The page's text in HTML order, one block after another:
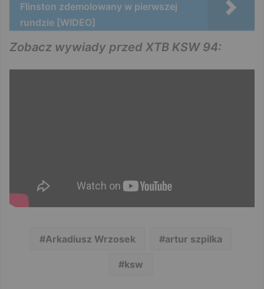
Flinston zdemolowany w pierwszej
rundzie [WIDEO]
Zobacz wywiady przed XTB KSW 94:
Arkadiusz Wrzosek artur szpilka
ksw